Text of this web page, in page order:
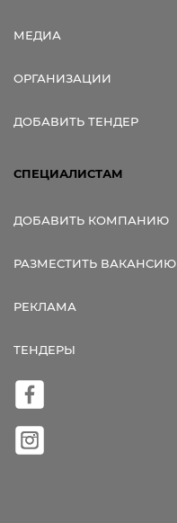
МЕДИА
ОРГАНИЗАЦИИ
ДОБАВИТЬ ТЕНДЕР
СПЕЦИАЛИСТАМ
ДОБАВИТЬ КОМПАНИЮ
РАЗМЕСТИТЬ ВАКАНСИЮ
РЕКЛАМА
ТЕНДЕРЫ